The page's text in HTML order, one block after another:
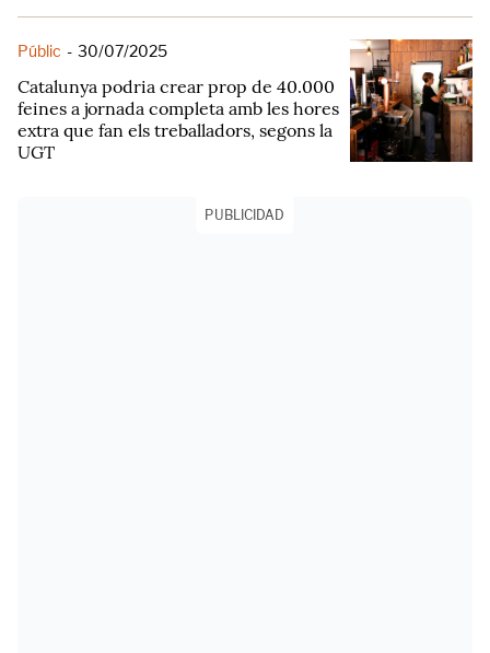
Públic - 30/07/2025
Catalunya podria crear prop de 40.000
feines a jornada completa amb les hores
extra que fan els treballadors, segons la
UGT
PUBLICIDAD